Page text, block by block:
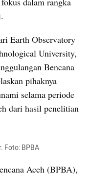
.
Earth Observatory
University,
Bencana
pihaknya
selama periode
dari hasil penelitian
Foto: BPBA